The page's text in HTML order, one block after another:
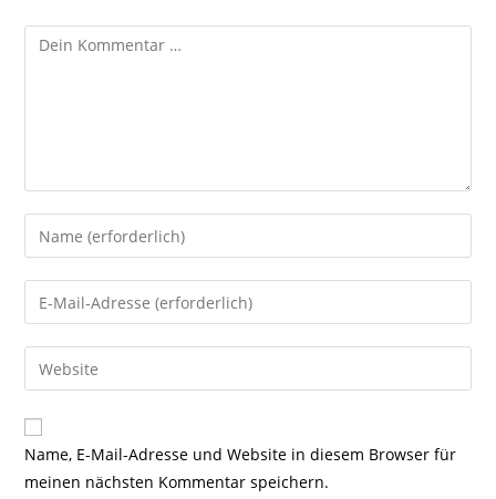
Kommentar
Gib
deinen
Namen
oder
zum
Kommentieren
ein
Gib
deine
E-
Mail-
zum
Kommentieren
ein
Gib
deine
Website-
URL
Name, E-Mail-Adresse und Website in diesem Browser für
meinen nächsten Kommentar speichern.